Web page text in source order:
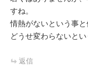
すね。
情熱がないという事
どうせ変わらないとい
返信